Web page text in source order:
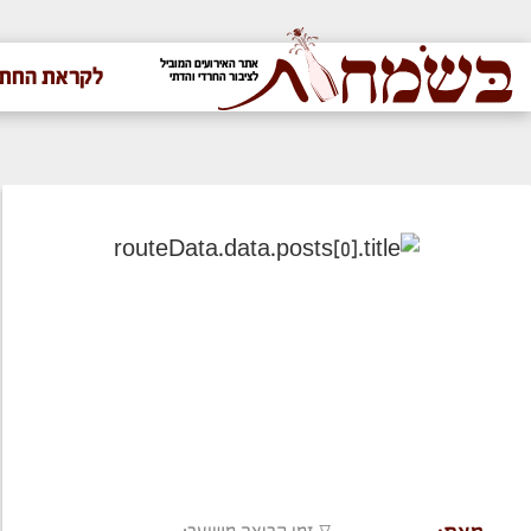
אתר האירועים המוביל
לציבור החרדי והדתי
לקראת